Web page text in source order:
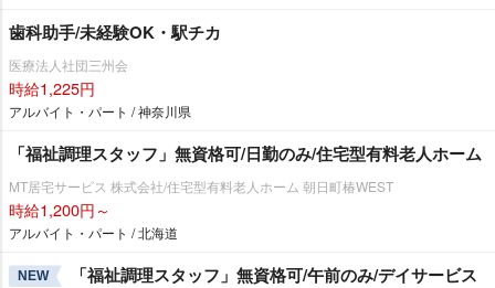
歯科助手/未経験OK・駅チカ
医療法人社団三州会
時給1,225円
アルバイト・パート / 神奈川県
「福祉調理スタッフ」無資格可/日勤のみ/住宅型有料老人ホーム
MT居宅サービス 株式会社/住宅型有料老人ホーム 朝日町椿WEST
時給1,200円～
アルバイト・パート / 北海道
NEW 「福祉調理スタッフ」無資格可/午前のみ/デイサービス